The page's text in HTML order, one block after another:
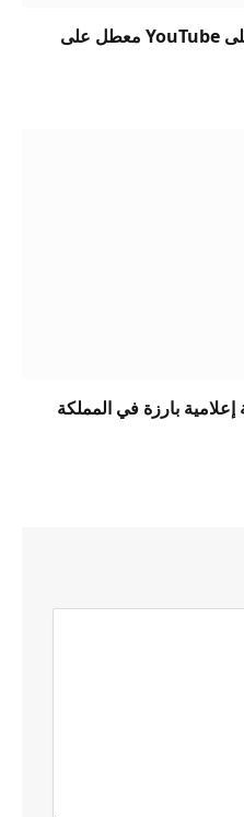
وضع صورة داخل صورة (PiP) على YouTube معطل على
بارزة في المملكة